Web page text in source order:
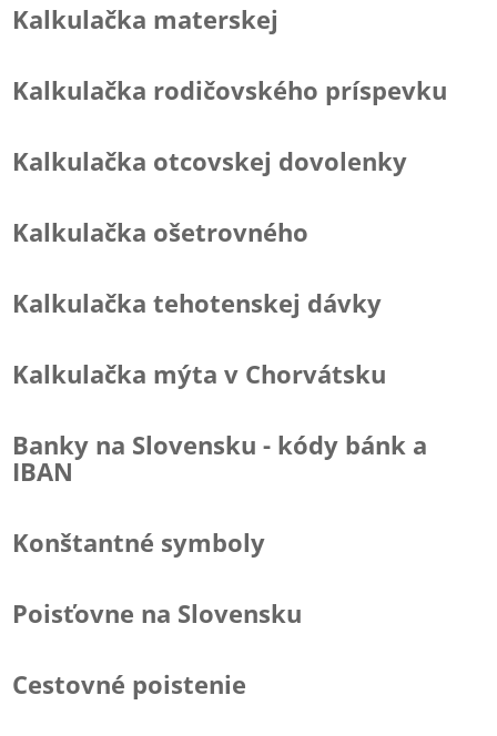
Kalkulačka materskej
Kalkulačka rodičovského príspevku
Kalkulačka otcovskej dovolenky
Kalkulačka ošetrovného
Kalkulačka tehotenskej dávky
Kalkulačka mýta v Chorvátsku
Banky na Slovensku - kódy bánk a
IBAN
Konštantné symboly
Poisťovne na Slovensku
Cestovné poistenie